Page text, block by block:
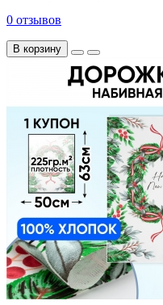
0 отзывов
В корзину